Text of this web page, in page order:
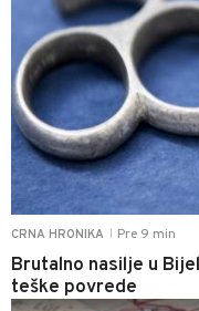
CRNA HRONIKA Pre 9 min
Brutalno nasilje u
teške povrede